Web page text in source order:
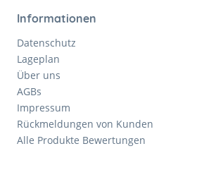
Informationen
Datenschutz
Lageplan
Über uns
AGBs
Impressum
Rückmeldungen von Kunden
Alle Produkte Bewertungen